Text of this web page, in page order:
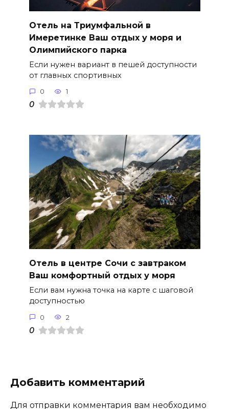
Отель на Триумфальной в
Имеретинке Ваш отдых у моря и
Олимпийского парка
Если нужен вариант в пешей доступности
от главных спортивных
0 1
0
Отель в центре Сочи с завтраком
Ваш комфортный отдых у моря
Если вам нужна точка на карте с шаговой
доступностью
0 2
0
Добавить комментарий
Для отправки комментария вам необходимо